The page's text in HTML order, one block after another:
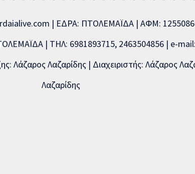
| ΕΔΡΑ: ΠΤΟΛΕΜΑΪΔΑ | ΑΦΜ:
| ΤΗΛ: 6981893715, 2463504856 | e-
Λάζαρος Λαζαρίδης | Διαχειριστής: Λάζαρος
Λαζαρίδης